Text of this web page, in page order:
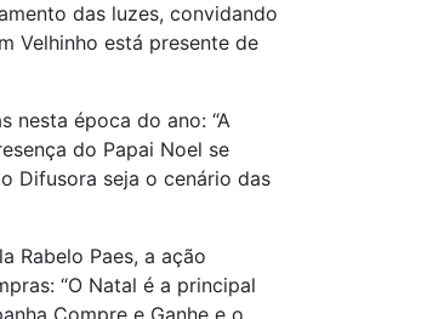
das luzes, convidando
Velhinho está presente de
nesta época do ano: “A
do Papai Noel se
Difusora seja o cenário das
Rabelo Paes, a ação
“O Natal é a principal
Compre e Ganhe e o